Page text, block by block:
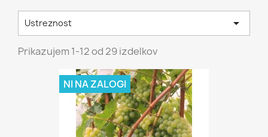
Ustreznost 
Prikazujem 1-12 od 29 izdelkov
NI NA ZALOGI